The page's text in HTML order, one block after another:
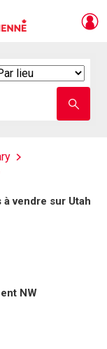
nom
vendre sur Utah
NW